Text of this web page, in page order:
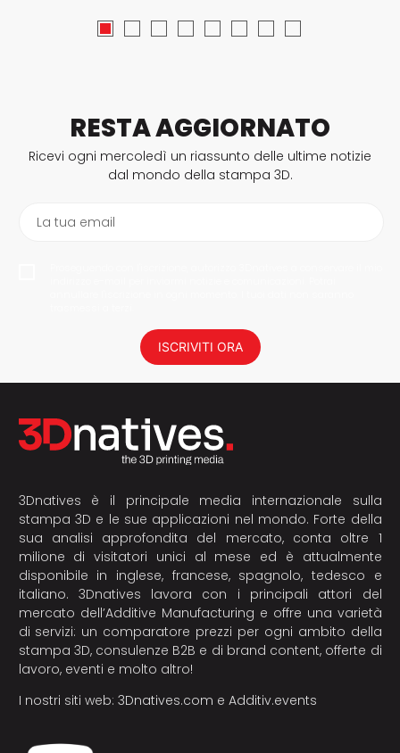
RESTA AGGIORNATO
Ricevi ogni mercoledì un riassunto delle ultime notizie
dal mondo della stampa 3D.
La tua email
ISCRIVITI ORA
3Dnatives è il principale media internazionale sulla
stampa 3D e le sue applicazioni nel mondo. Forte della
sua analisi approfondita del mercato, conta oltre 1
milione di visitatori unici al mese ed è attualmente
disponibile in inglese, francese, spagnolo, tedesco e
italiano. 3Dnatives lavora con i principali attori del
mercato dell’Additive Manufacturing e offre una varietà
di servizi: un comparatore prezzi per ogni ambito della
stampa 3D, consulenze B2B e di brand content, offerte di
lavoro, eventi e molto altro!
I nostri siti web: 3Dnatives.com e Additiv.events